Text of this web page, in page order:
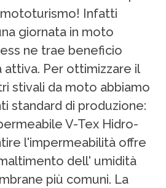
Infatti
giornata in moto
ne trae beneficio
attiva. Per ottimizzare il
stivali da moto abbiamo
standard di produzione:
V-Tex Hidro-
l'impermeabilità offre
dell' umidità
più comuni. La